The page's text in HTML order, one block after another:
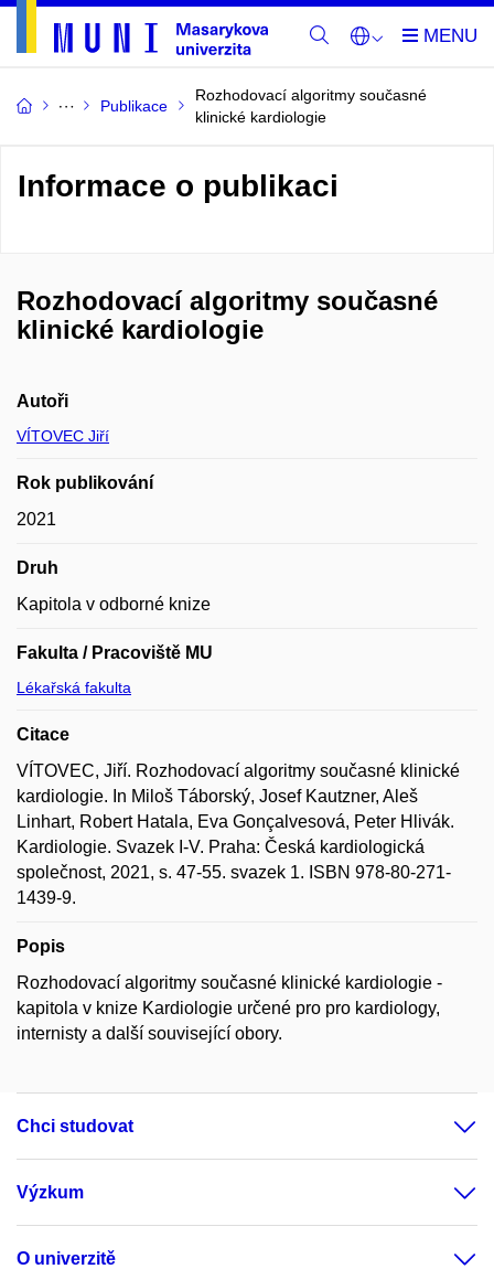
Publikace
Rozhodovací algoritmy současné
klinické kardiologie
Informace o publikaci
Rozhodovací algoritmy současné
klinické kardiologie
Autoři
VÍTOVEC Jiří
Rok publikování
2021
Druh
Kapitola v odborné knize
Fakulta / Pracoviště MU
Lékařská fakulta
Citace
VÍTOVEC, Jiří. Rozhodovací algoritmy současné klinické
kardiologie. In Miloš Táborský, Josef Kautzner, Aleš
Linhart, Robert Hatala, Eva Gonçalvesová, Peter Hlivák.
Kardiologie. Svazek I-V. Praha: Česká kardiologická
společnost, 2021, s. 47-55. svazek 1. ISBN 978-80-271-
1439-9.
Popis
Rozhodovací algoritmy současné klinické kardiologie -
kapitola v knize Kardiologie určené pro pro kardiology,
internisty a další související obory.
Chci studovat
Výzkum
O univerzitě